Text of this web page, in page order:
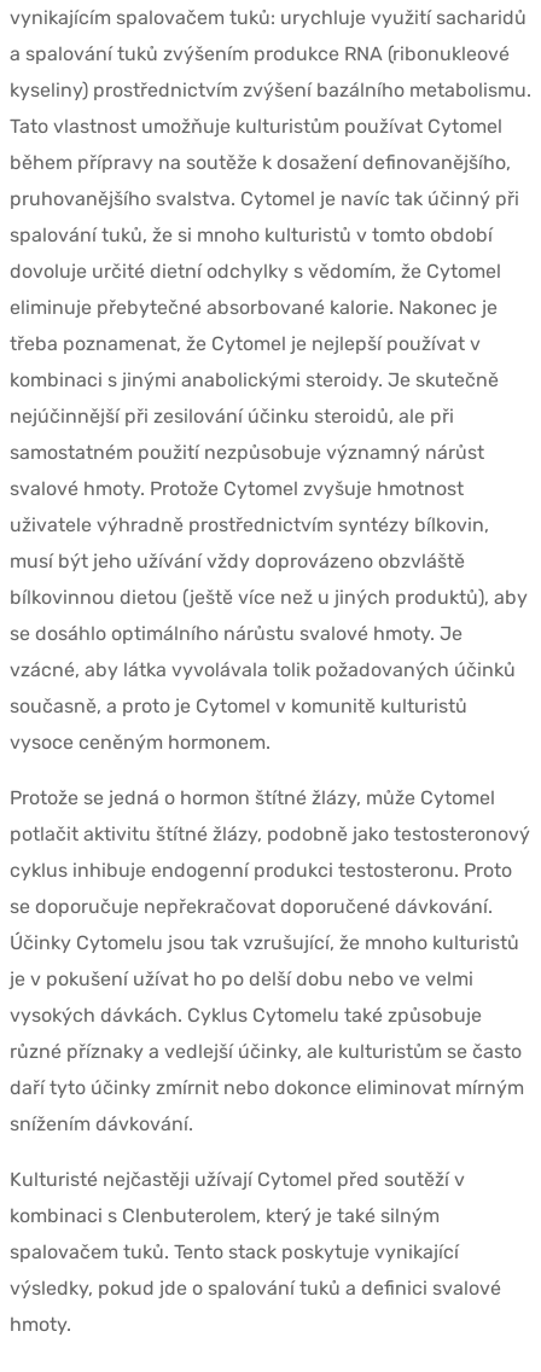
vynikajícím spalovačem tuků: urychluje využití sacharidů
a spalování tuků zvýšením produkce RNA (ribonukleové
kyseliny) prostřednictvím zvýšení bazálního metabolismu.
Tato vlastnost umožňuje kulturistům používat Cytomel
během přípravy na soutěže k dosažení definovanějšího,
pruhovanějšího svalstva. Cytomel je navíc tak účinný při
spalování tuků, že si mnoho kulturistů v tomto období
dovoluje určité dietní odchylky s vědomím, že Cytomel
eliminuje přebytečné absorbované kalorie. Nakonec je
třeba poznamenat, že Cytomel je nejlepší používat v
kombinaci s jinými anabolickými steroidy. Je skutečně
nejúčinnější při zesilování účinku steroidů, ale při
samostatném použití nezpůsobuje významný nárůst
svalové hmoty. Protože Cytomel zvyšuje hmotnost
uživatele výhradně prostřednictvím syntézy bílkovin,
musí být jeho užívání vždy doprovázeno obzvláště
bílkovinnou dietou (ještě více než u jiných produktů), aby
se dosáhlo optimálního nárůstu svalové hmoty. Je
vzácné, aby látka vyvolávala tolik požadovaných účinků
současně, a proto je Cytomel v komunitě kulturistů
vysoce ceněným hormonem.
Protože se jedná o hormon štítné žlázy, může Cytomel
potlačit aktivitu štítné žlázy, podobně jako testosteronový
cyklus inhibuje endogenní produkci testosteronu. Proto
se doporučuje nepřekračovat doporučené dávkování.
Účinky Cytomelu jsou tak vzrušující, že mnoho kulturistů
je v pokušení užívat ho po delší dobu nebo ve velmi
vysokých dávkách. Cyklus Cytomelu také způsobuje
různé příznaky a vedlejší účinky, ale kulturistům se často
daří tyto účinky zmírnit nebo dokonce eliminovat mírným
snížením dávkování.
Kulturisté nejčastěji užívají Cytomel před soutěží v
kombinaci s Clenbuterolem, který je také silným
spalovačem tuků. Tento stack poskytuje vynikající
výsledky, pokud jde o spalování tuků a definici svalové
hmoty.